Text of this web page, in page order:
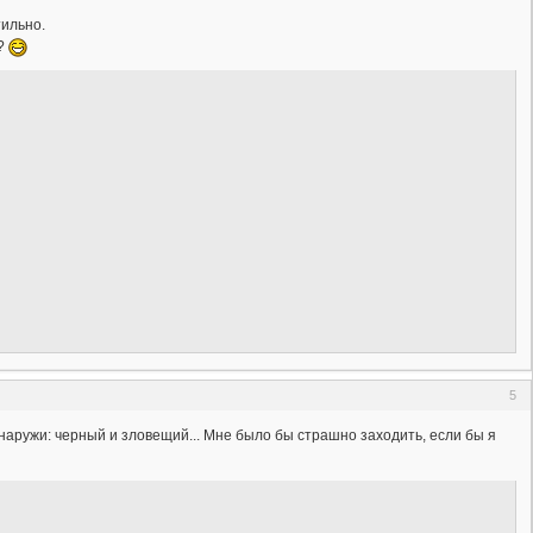
5
черный и зловещий... Мне было бы страшно заходить, если бы я